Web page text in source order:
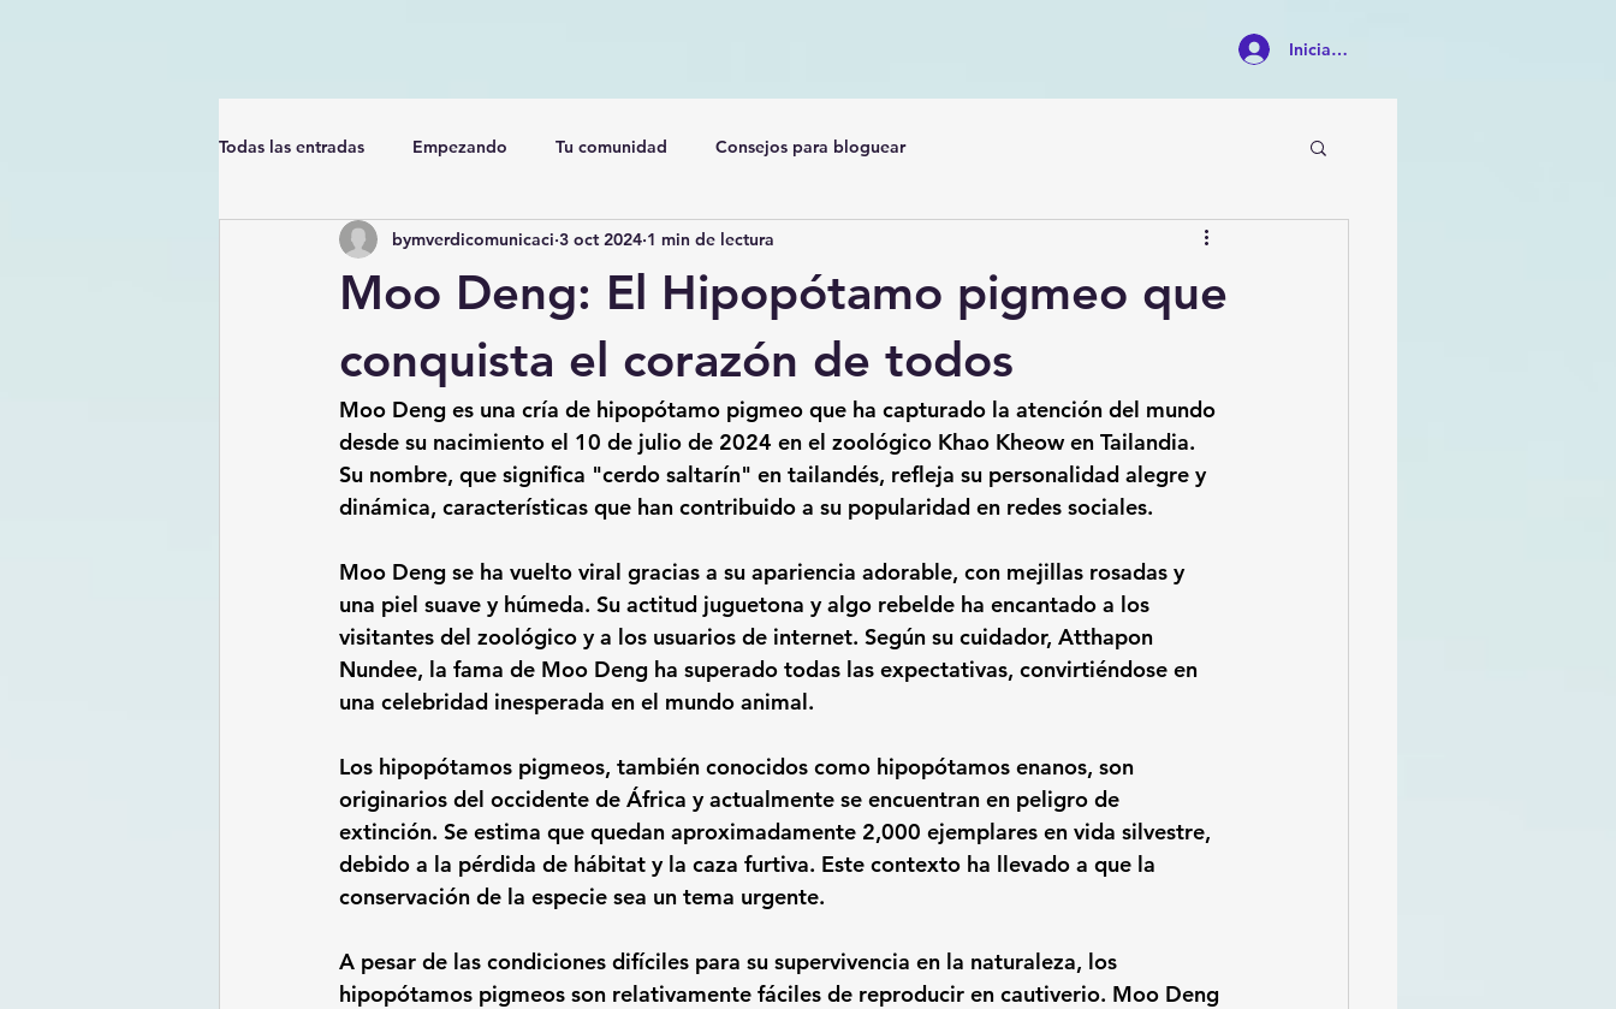
Iniciar sesión
Todas las entradas Empezando Tu comunidad Consejos para bloguear
Moo Deng: El Hipopótamo pigmeo que
conquista el corazón de todos
bymverdicomunicaci 3 oct 2024 1 min de lectura
Moo Deng es una cría de hipopótamo pigmeo que ha capturado la atención del mundo
desde su nacimiento el 10 de julio de 2024 en el zoológico Khao Kheow en Tailandia.
Su nombre, que significa "cerdo saltarín" en tailandés, refleja su personalidad alegre y
dinámica, características que han contribuido a su popularidad en redes sociales.
Moo Deng se ha vuelto viral gracias a su apariencia adorable, con mejillas rosadas y
una piel suave y húmeda. Su actitud juguetona y algo rebelde ha encantado a los
visitantes del zoológico y a los usuarios de internet. Según su cuidador, Atthapon
Nundee, la fama de Moo Deng ha superado todas las expectativas, convirtiéndose en
una celebridad inesperada en el mundo animal.
Los hipopótamos pigmeos, también conocidos como hipopótamos enanos, son
originarios del occidente de África y actualmente se encuentran en peligro de
extinción. Se estima que quedan aproximadamente 2,000 ejemplares en vida silvestre,
debido a la pérdida de hábitat y la caza furtiva. Este contexto ha llevado a que la
conservación de la especie sea un tema urgente.
A pesar de las condiciones difíciles para su supervivencia en la naturaleza, los
hipopótamos pigmeos son relativamente fáciles de reproducir en cautiverio. Moo Deng